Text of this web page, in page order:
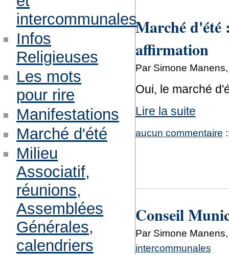
Marché d'été
affirmation
Par Simone
Oui, le marché
Lire la suite
aucun commentaire
Conseil
Par Simone
intercommunales
intercommunales
Infos
Religieuses
Les mots
pour rire
Manifestations
Marché d'été
Milieu
Associatif,
réunions,
Assemblées
Générales,
calendriers